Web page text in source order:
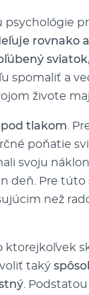
psychológie
rovnako
sviatok
spomaliť a
živote
pod tlakom .
poňatie
svoju
deň. Pre
než
ktorejkoľvek
taký
.